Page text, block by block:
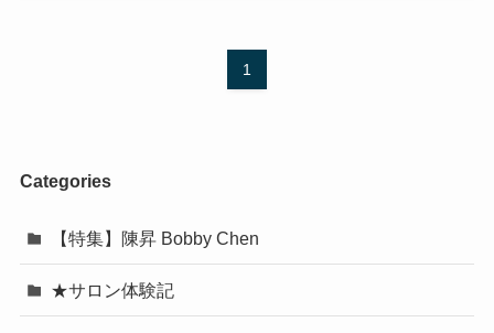
1
Categories
【特集】陳昇 Bobby Chen
★サロン体験記